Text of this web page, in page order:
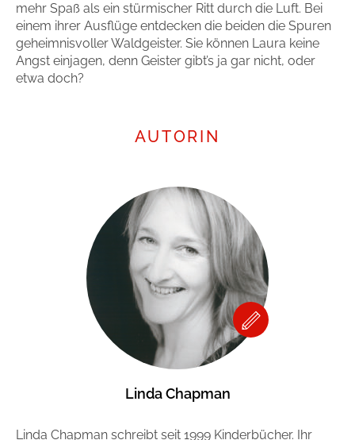
mehr Spaß als ein stürmischer Ritt durch die Luft. Bei
einem ihrer Ausflüge entdecken die beiden die Spuren
geheimnisvoller Waldgeister. Sie können Laura keine
Angst einjagen, denn Geister gibt’s ja gar nicht, oder
etwa doch?
AUTORIN
Linda Chapman
Linda Chapman schreibt seit 1999 Kinderbücher. Ihr